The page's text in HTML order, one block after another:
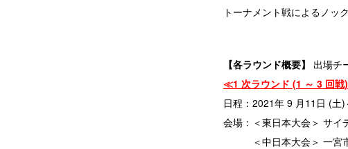
トーナメント戦によるノッ
【各ラウンド概要】 出場チ
≪1 次ラウンド (1 ～ 3 回
日程：2021年 9 月11日 (土
会場：＜東日本大会＞ サイ
＜中日本大会＞ 一宮市